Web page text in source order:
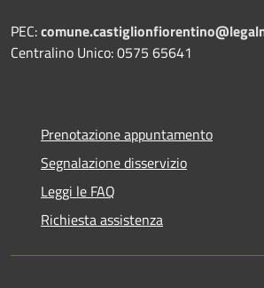
PEC:
Centralino Unico: 0575 65641
Prenotazione appuntamento
Segnalazione disservizio
Leggi le FAQ
Richiesta assistenza